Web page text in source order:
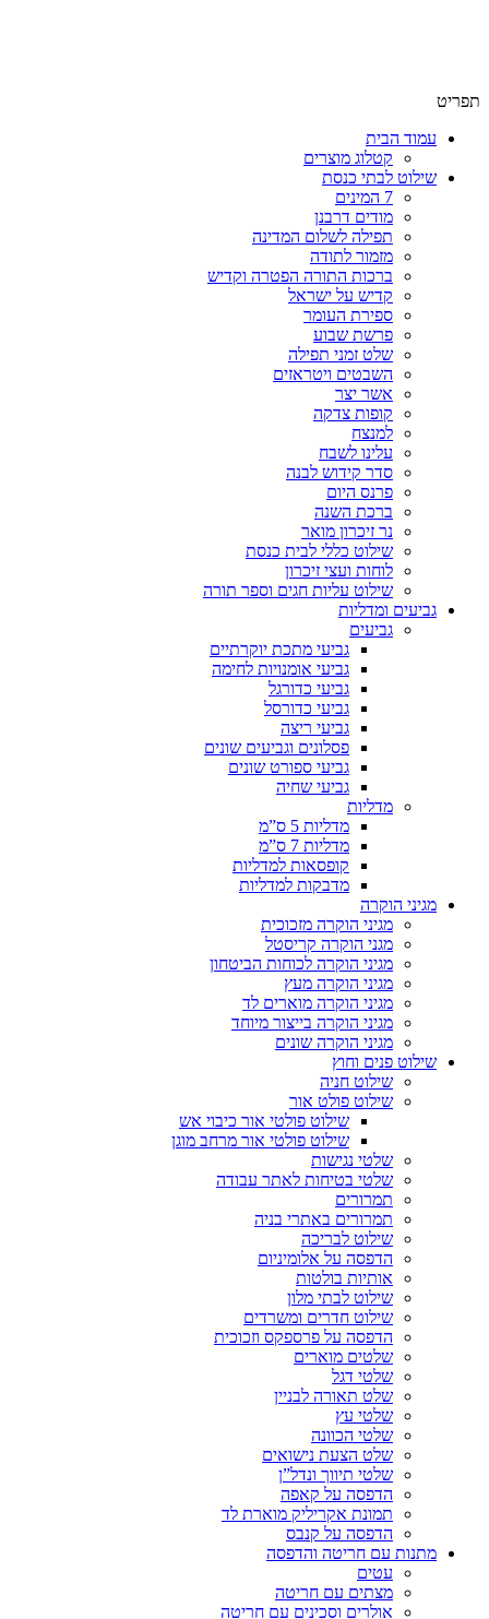
תפריט
עמוד הבית
קטלוג מוצרים
שילוט לבתי כנסת
7 המינים
מודים דרבנן
תפילה לשלום המדינה
מזמור לתודה
ברכות התורה הפטרה וקדיש
קדיש על ישראל
ספירת העומר
פרשת שבוע
שלט זמני תפילה
השבטים ויטראזים
אשר יצר
קופות צדקה
למנצח
עלינו לשבח
סדר קידוש לבנה
פרנס היום
ברכת השנה
נר זיכרון מואר
שילוט כללי לבית כנסת
לוחות ועצי זיכרון
שילוט עליות חגים וספר תורה
גביעים ומדליות
גביעים
גביעי מתכת יוקרתיים
גביעי אומנויות לחימה
גביעי כדורגל
גביעי כדורסל
גביעי ריצה
פסלונים וגביעים שונים
גביעי ספורט שונים
גביעי שחיה
מדליות
מדליות 5 ס”מ
מדליות 7 ס”מ
קופסאות למדליות
מדבקות למדליות
מגיני הוקרה
מגיני הוקרה מזכוכית
מגני הוקרה קריסטל
מגיני הוקרה לכוחות הביטחון
מגיני הוקרה מעץ
מגיני הוקרה מוארים לד
מגיני הוקרה בייצור מיוחד
מגיני הוקרה שונים
שילוט פנים וחוץ
שילוט חניה
שילוט פולט אור
שילוט פולטי אור כיבוי אש
שילוט פולטי אור מרחב מוגן
שלטי נגישות
שלטי בטיחות לאתר עבודה
תמרורים
תמרורים באתרי בניה
שילוט לבריכה
הדפסה על אלומיניום
אותיות בולטות
שילוט לבתי מלון
שילוט חדרים ומשרדים
הדפסה על פרספקס וזכוכית
שלטים מוארים
שלטי דגל
שלט תאורה לבניין
שלטי עץ
שלטי הכוונה
שלט הצעת נישואים
שלטי תיווך ונדל”ן
הדפסה על קאפה
תמונת אקריליק מוארת לד
הדפסה על קנבס
מתנות עם חריטה והדפסה
עטים
מצתים עם חריטה
אולרים וסכינים עם חריטה